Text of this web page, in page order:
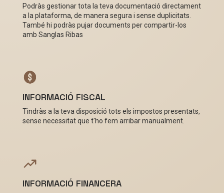
Podràs gestionar tota la teva documentació directament
a la plataforma, de manera segura i sense duplicitats.
També hi podràs pujar documents per compartir-los
amb Sanglas Ribas
INFORMACIÓ FISCAL
Tindràs a la teva disposició tots els impostos presentats,
sense necessitat que t'ho fem arribar manualment.
INFORMACIÓ FINANCERA